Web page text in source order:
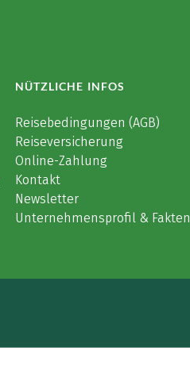
NÜTZLICHE INFOS
Reisebedingungen (AGB)
Reiseversicherung
Online-Zahlung
Kontakt
Newsletter
Unternehmensprofil & Fakten